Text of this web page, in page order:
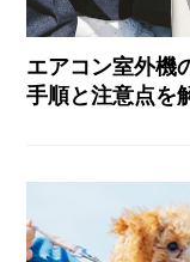
エアコン室外機
手順と注意点を